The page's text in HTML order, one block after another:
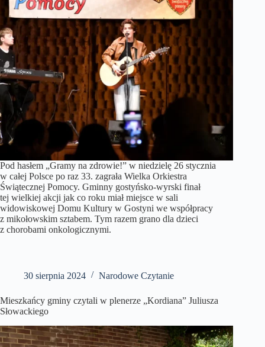
Pod hasłem „Gramy na zdrowie!” w niedzielę 26 stycznia
w całej Polsce po raz 33. zagrała Wielka Orkiestra
Świątecznej Pomocy. Gminny gostyńsko-wyrski finał
tej wielkiej akcji jak co roku miał miejsce w sali
widowiskowej Domu Kultury w Gostyni we współpracy
z mikołowskim sztabem. Tym razem grano dla dzieci
z chorobami onkologicznymi.
30 sierpnia 2024 Narodowe Czytanie
Mieszkańcy gminy czytali w plenerze „Kordiana” Juliusza
Słowackiego